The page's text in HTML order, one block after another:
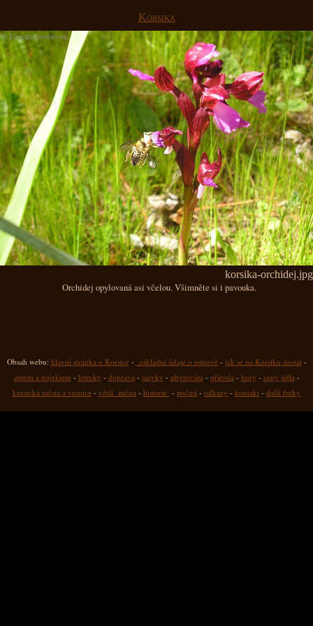
Korsika
korsika-orchidej.jpg
Orchidej opylovaná asi včelou. Všimněte si i pavouka.
Obsah webu: hlavní stránka o Korsice- základní údaje o ostrově- jak se na Korsiku dostat-
autem a trajektem - letecky - doprava - jazyky - ubytování- příroda - hory - ceny jídla -
korsická města a vesnice - větší města - historie - počasí - odkazy - kontakt - další fotky